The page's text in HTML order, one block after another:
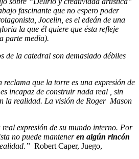
fascinante que no espero poder
Jocelin, es el edeán de una
la que él quiere que ésta refleje
parte media).
de la catedral son demasiado débiles
que la torre es una expresión de
incapaz de construir nada real , sin
la realidad. La visión de Roger Mason
expresión de su mundo interno. Por
no puede manteneren algún rincón
Robert Caper, Juego,